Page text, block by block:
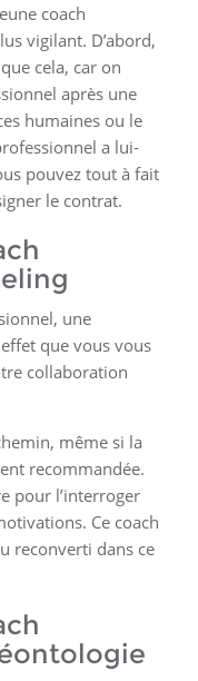
coach
vigilant. D’abord,
cela, car on
après une
humaines ou le
a lui-
pouvez tout à fait
le contrat.
une
que vous vous
collaboration
même si la
recommandée.
pour l’interroger
Ce coach
reconverti dans ce